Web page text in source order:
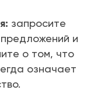
запросите
и
о том, что
означает